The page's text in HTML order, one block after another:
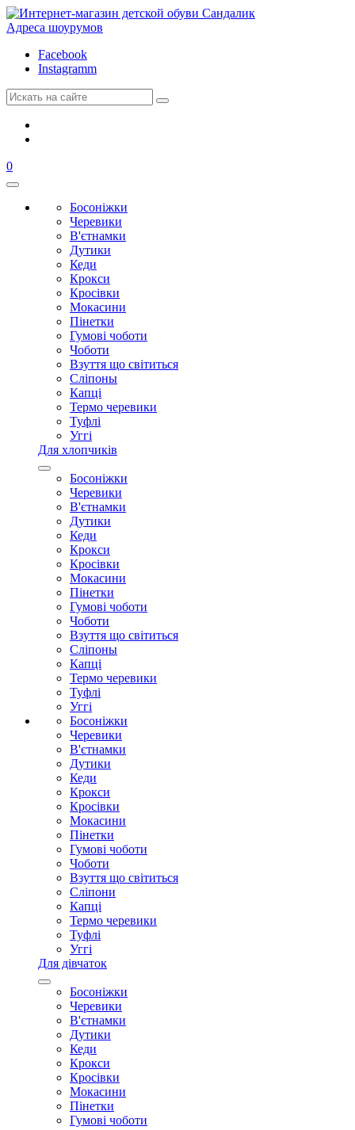
Адреса шоурумов
Facebook
Instagramm
0
Босоніжки
Черевики
В'єтнамки
Дутики
Кеди
Крокси
Кросівки
Мокасини
Пінетки
Гумові чоботи
Чоботи
Взуття що світиться
Сліпоны
Капці
Термо черевики
Туфлі
Уггі
Для хлопчиків
Босоніжки
Черевики
В'єтнамки
Дутики
Кеди
Крокси
Кросівки
Мокасини
Пінетки
Гумові чоботи
Чоботи
Взуття що світиться
Сліпоны
Капці
Термо черевики
Туфлі
Уггі
Босоніжки
Черевики
В'єтнамки
Дутики
Кеди
Крокси
Кросівки
Мокасини
Пінетки
Гумові чоботи
Чоботи
Взуття що світиться
Сліпони
Капці
Термо черевики
Туфлі
Уггі
Для дівчаток
Босоніжки
Черевики
В'єтнамки
Дутики
Кеди
Крокси
Кросівки
Мокасини
Пінетки
Гумові чоботи